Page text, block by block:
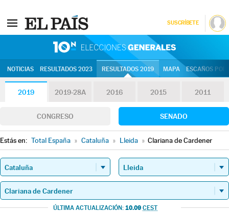
SUSCRÍBETE
NOTICIAS RESULTADOS 2023 RESULTADOS 2019 MAPA ESCAÑOS
2019 2019-28A 2016 2015 2011
CONGRESO SENADO
Estás en: Total España » Cataluña » Lleida » Clariana de Cardener
ÚLTIMA ACTUALIZACIÓN: 10.09 CEST